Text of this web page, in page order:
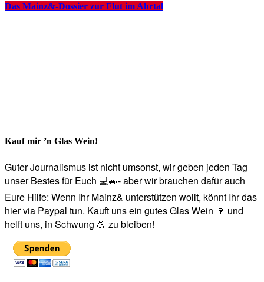
Das Mainz&-Dossier zur Flut im Ahrtal
Kauf mir ’n Glas Wein!
Guter Journalismus ist nicht umsonst, wir geben jeden Tag
unser Bestes für Euch 💻🚙- aber wir brauchen dafür auch
Eure Hilfe: Wenn Ihr Mainz& unterstützen wollt, könnt Ihr das
hier via Paypal tun. Kauft uns ein gutes Glas Wein 🍷 und
helft uns, in Schwung 💪 zu bleiben!